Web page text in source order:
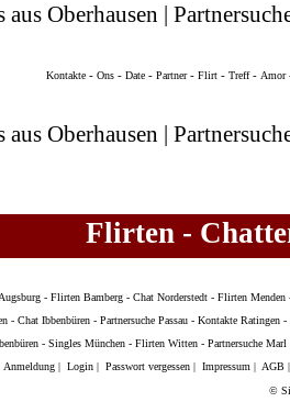
aus Oberhausen |
Kontakte -Ons -Date -Partner-Flirt -Treff- Amor
aus Oberhausen |
Flirten -
- Flirten Bamberg - Chat Norderstedt - Flirten Menden
- Chat Ibbenbüren - Partnersuche Passau - Kontakte Ratingen -
-Singles München -Flirten Witten -Partnersuche Marl
Anmeldung |Login |Passwort vergessen |Impressum | AGB
©